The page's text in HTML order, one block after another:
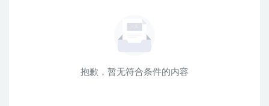
抱歉，暂无符合条件的内容